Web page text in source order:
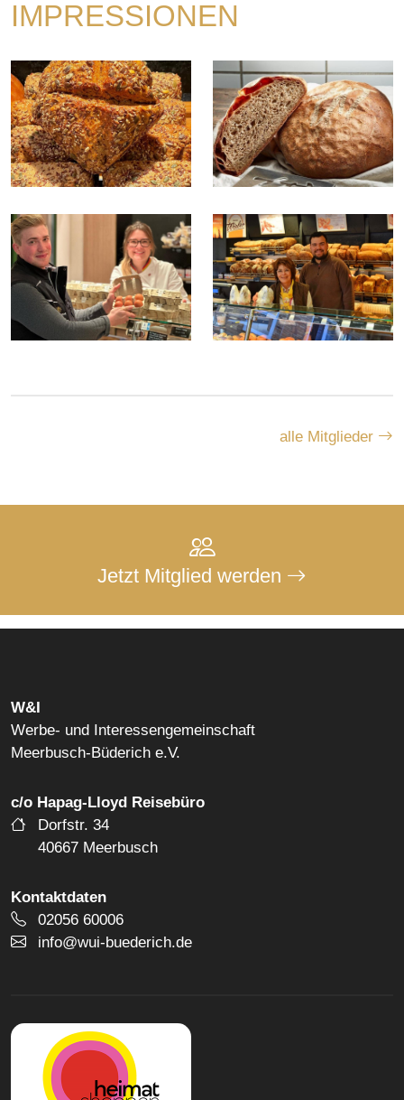
IMPRESSIONEN
alle Mitglieder
Jetzt Mitglied werden
W&I
Werbe- und Interessengemeinschaft
Meerbusch-Büderich e.V.
c/o Hapag-Lloyd Reisebüro
Dorfstr. 34
40667 Meerbusch
Kontaktdaten
Telefonnummer
02056 60006
E-Mail Adresse
info@wui-buederich.de